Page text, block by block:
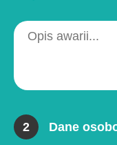
2 Dane